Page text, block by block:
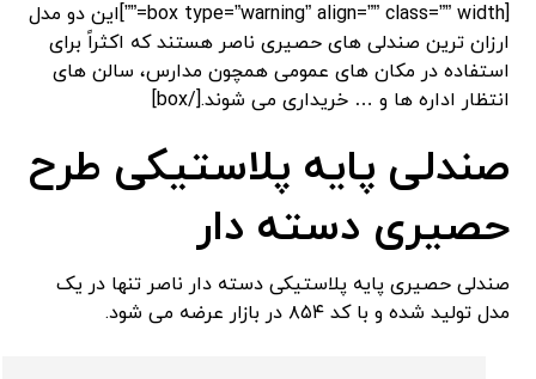
[box type=”warning” align=”” class=”” width=””]این دو مدل
ارزان ترین صندلی های حصیری ناصر هستند که اکثراً برای
استفاده در مکان های عمومی همچون مدارس، سالن های
انتظار اداره ها و … خریداری می شوند.[/box]
صندلی پایه پلاستیکی طرح
حصیری دسته دار
صندلی حصیری پایه پلاستیکی دسته دار ناصر تنها در یک
مدل تولید شده و با کد ۸۵۴ در بازار عرضه می شود.